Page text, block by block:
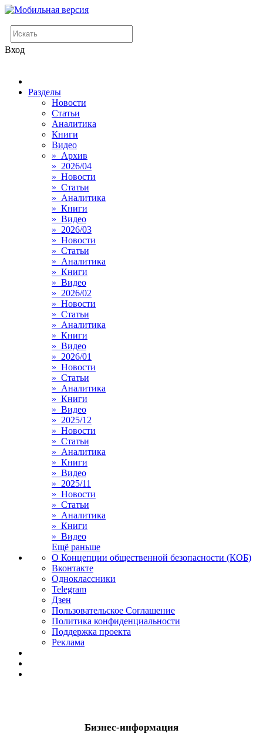
Вход
Разделы
Новости
Статьи
Аналитика
Книги
Видео
» Архив
» 2026/04
» Новости
» Статьи
» Аналитика
» Книги
» Видео
» 2026/03
» Новости
» Статьи
» Аналитика
» Книги
» Видео
» 2026/02
» Новости
» Статьи
» Аналитика
» Книги
» Видео
» 2026/01
» Новости
» Статьи
» Аналитика
» Книги
» Видео
» 2025/12
» Новости
» Статьи
» Аналитика
» Книги
» Видео
» 2025/11
» Новости
» Статьи
» Аналитика
» Книги
» Видео
Ещё раньше
О Концепции общественной безопасности (КОБ)
Вконтакте
Одноклассники
Telegram
Дзен
Пользовательское Соглашение
Политика конфиденциальности
Поддержка проекта
Реклама
Бизнес-информация